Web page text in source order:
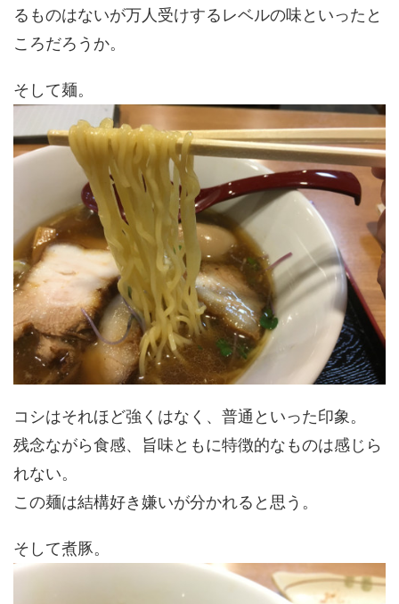
るものはないが万人受けするレベルの味といったと
ころだろうか。
そして麺。
コシはそれほど強くはなく、普通といった印象。
残念ながら食感、旨味ともに特徴的なものは感じら
れない。
この麺は結構好き嫌いが分かれると思う。
そして煮豚。